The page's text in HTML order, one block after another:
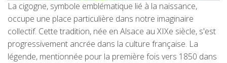
La cigogne, symbole emblématique lié à la naissance,
occupe une place particulière dans notre imaginaire
collectif. Cette tradition, née en Alsace au XIXe siècle, s'est
progressivement ancrée dans la culture française. La
légende, mentionnée pour la première fois vers 1850 dans